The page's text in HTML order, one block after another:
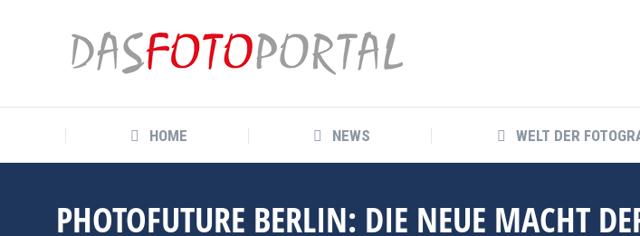
HOME NEWS WELT DER
PHOTOFUTURE BERLIN: DIE NEUE MACHT
HOME NEWS